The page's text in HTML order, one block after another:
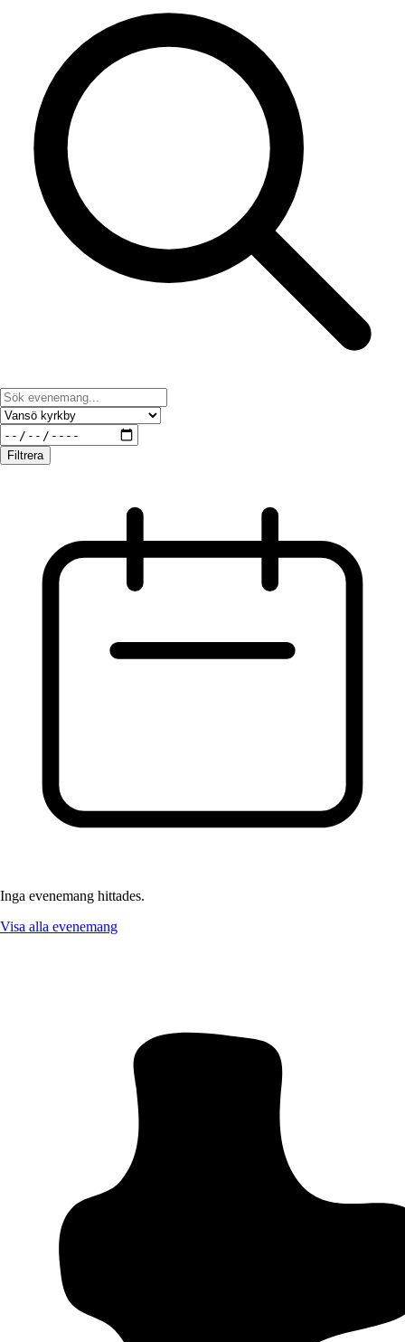
Filtrera
Inga evenemang hittades.
Visa alla evenemang